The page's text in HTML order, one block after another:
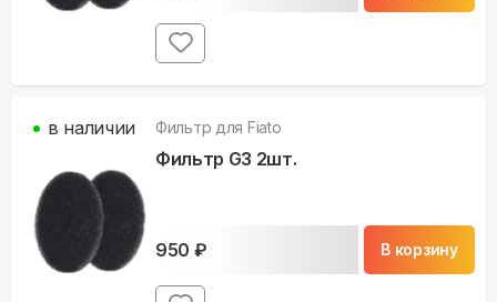
Фильтр для Fiato
Фильтр G3 2шт.
950 ₽ В корзину
в наличии